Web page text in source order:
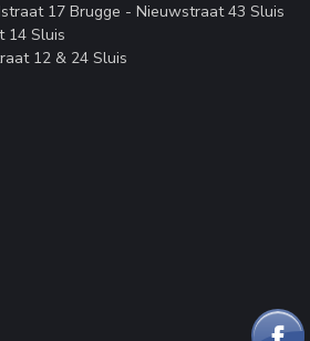
17 Brugge - Nieuwstraat 43 Sluis
14 Sluis
12 & 24 Sluis